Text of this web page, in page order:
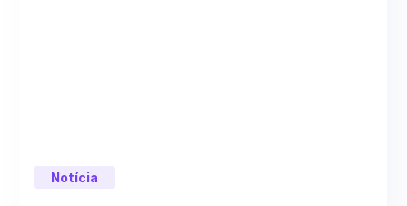
Notícia